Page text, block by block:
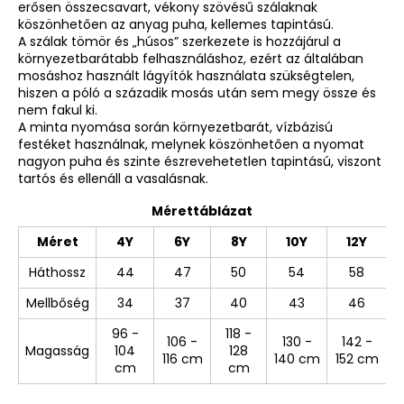
erősen összecsavart, vékony szövésű szálaknak
köszönhetően az anyag puha, kellemes tapintású.
A szálak tömör és „húsos” szerkezete is hozzájárul a
környezetbarátabb felhasználáshoz, ezért az általában
mosáshoz használt lágyítók használata szükségtelen,
hiszen a póló a századik mosás után sem megy össze és
nem fakul ki.
A minta nyomása során környezetbarát, vízbázisú
festéket használnak, melynek köszönhetően a nyomat
nagyon puha és szinte észrevehetetlen tapintású, viszont
tartós és ellenáll a vasalásnak.
Mérettáblázat
Méret
4Y 6Y 8Y 10Y
12Y
Háthossz
44 47 50 54
58
Mellbőség
34 37 40 43 46
Magasság
96 -
104
cm
106 -
116 cm
118 -
128
cm
130 -
140 cm
142 -
152 cm